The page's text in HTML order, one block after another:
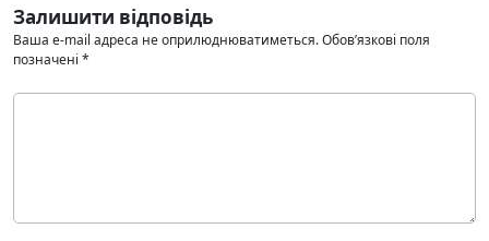
Залишити відповідь
Ваша e-mail адреса не оприлюднюватиметься.Обов’язкові поля
позначені *